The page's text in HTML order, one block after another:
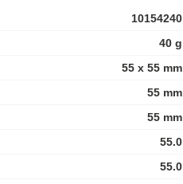
10154240
40 g
55 x 55 mm
55 mm
55 mm
55.0
55.0